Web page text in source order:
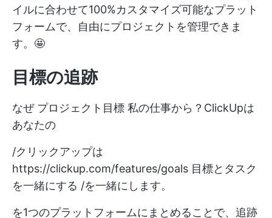
イルに合わせて100%カスタマイズ可能なプラット
フォームで、自由にプロジェクトを管理できま
す。🤩
目標の追跡
なぜ プロジェクト目標 私の仕事から？ClickUpは
あなたの
/クリックアップは
https://clickup.com/features/goals 目標とタスク
を一緒にする /を一緒にします。
を1つのプラットフォームにまとめることで、追跡